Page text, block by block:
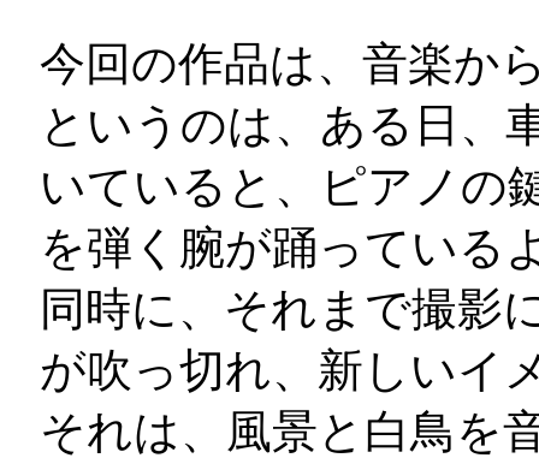
今回の作品は、音楽か
というのは、ある日、
いていると、ピアノの
を弾く腕が踊っている
同時に、それまで撮影
が吹っ切れ、新しいイ
それは、風景と白鳥を